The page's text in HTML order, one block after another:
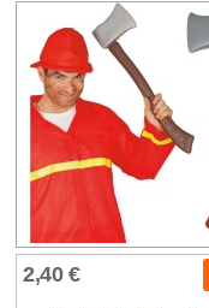
2,40 €